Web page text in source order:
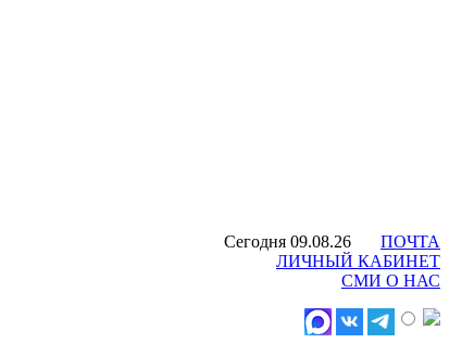
Сегодня 09.08.26
ПОЧТА
ЛИЧНЫЙ КАБИНЕТ
СМИ О НАС